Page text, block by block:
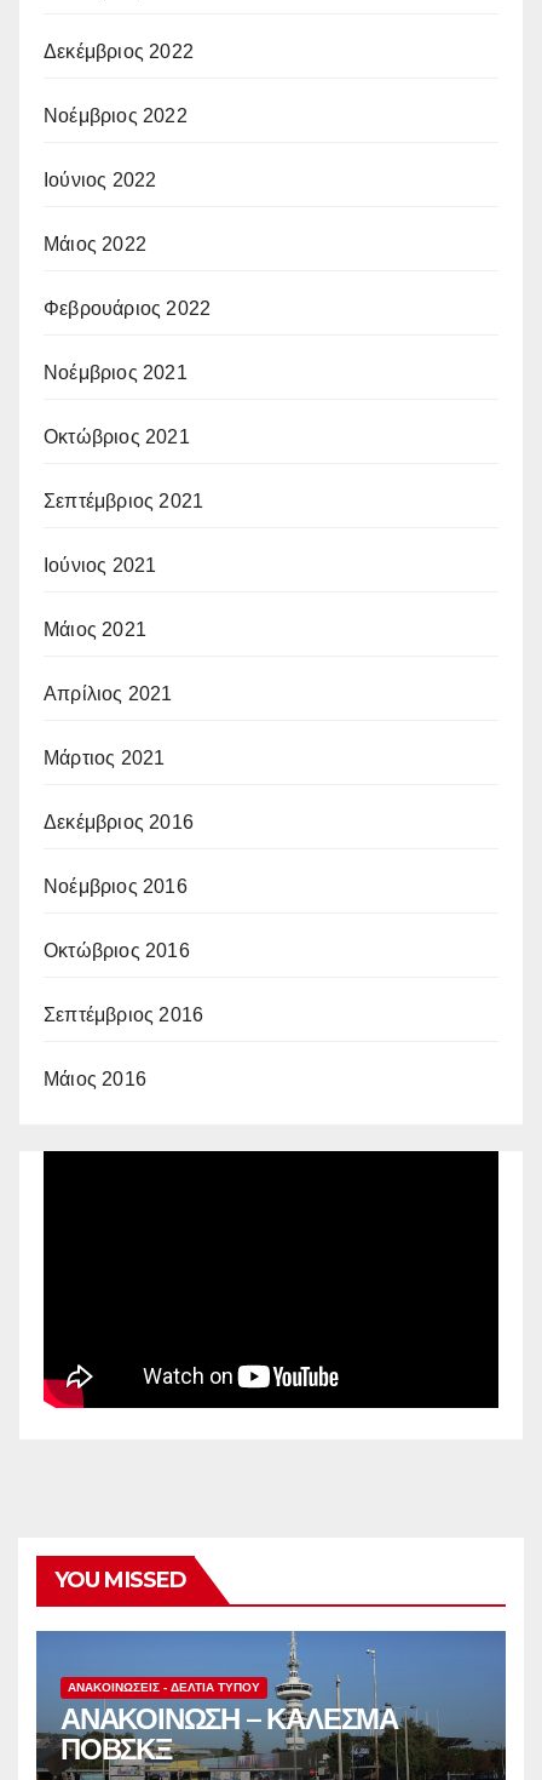
Δεκέμβριος 2022
Νοέμβριος 2022
Ιούνιος 2022
Μάιος 2022
Φεβρουάριος 2022
Νοέμβριος 2021
Οκτώβριος 2021
Σεπτέμβριος 2021
Ιούνιος 2021
Μάιος 2021
Απρίλιος 2021
Μάρτιος 2021
Δεκέμβριος 2016
Νοέμβριος 2016
Οκτώβριος 2016
Σεπτέμβριος 2016
Μάιος 2016
YOU MISSED
ΑΝΑΚΟΙΝΏΣΕΙΣ - ΔΕΛΤΊΑ ΤΎΠΟΥ
ΑΝΑΚΟΙΝΩΣΗ – ΚΑΛΕΣΜΑ
ΠΟΒΣΚΞ